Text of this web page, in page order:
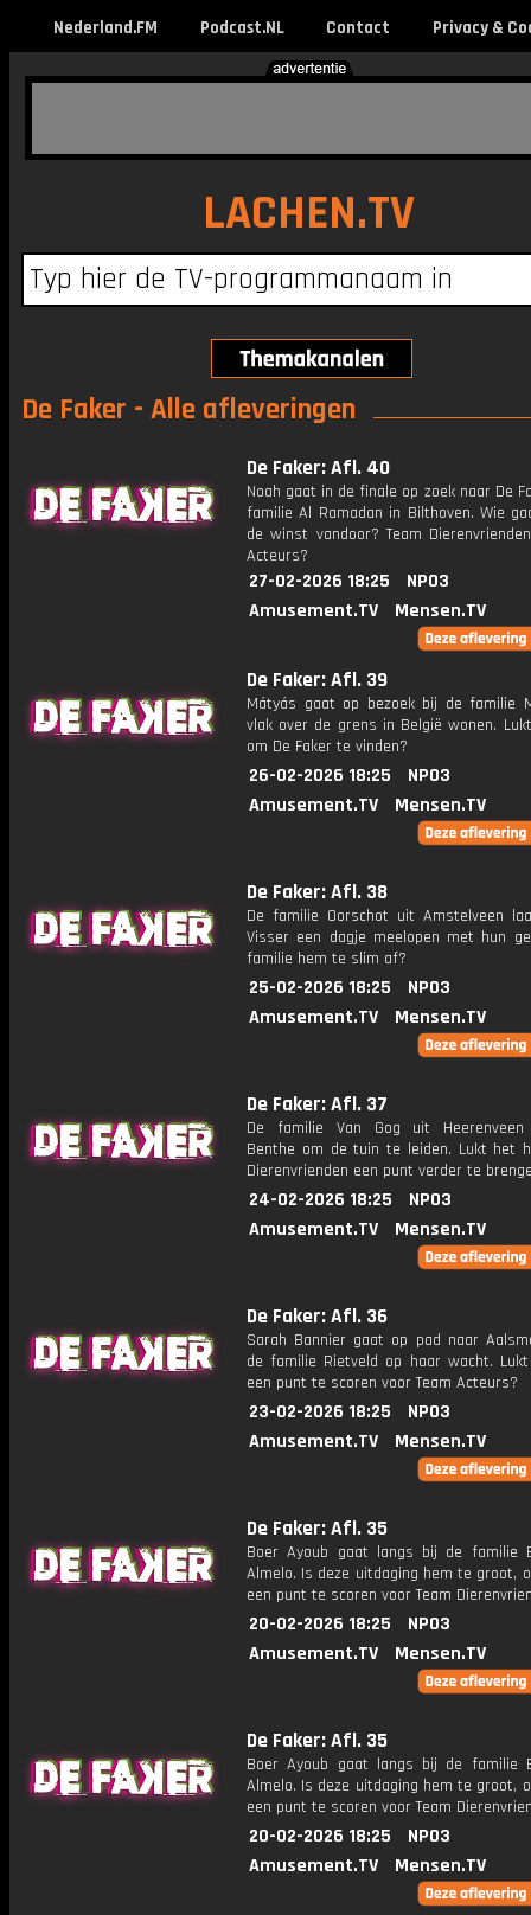
Nederland.FM Podcast.NL Contact Privacy &
LACHEN.TV
De Faker - Alle afleveringen
De Faker: Afl. 40
Noah gaat in de finale op zoek naar De
familie Al Ramadan in Bilthoven. Wie
de winst vandoor? Team
Acteurs?
27-02-2026 18:25
NPO3
Amusement.TV
Mensen.TV
De Faker: Afl. 39
Mátyás gaat op bezoek bij de familie
vlak over de grens in België wonen.
om De Faker te vinden?
26-02-2026 18:25
NPO3
Amusement.TV
Mensen.TV
De Faker: Afl. 38
De familie Oorschot uit Amstelveen
Visser een dagje meelopen met hun
familie hem te slim af?
25-02-2026 18:25
NPO3
Amusement.TV
Mensen.TV
De Faker: Afl. 37
De familie Van Gog uit Heerenveen
Benthe om de tuin te leiden. Lukt het
Dierenvrienden een punt verder te
24-02-2026 18:25
NPO3
Amusement.TV
Mensen.TV
De Faker: Afl. 36
Sarah Bannier gaat op pad naar
de familie Rietveld op haar wacht.
een punt te scoren voor Team Acteurs?
23-02-2026 18:25
NPO3
Amusement.TV
Mensen.TV
De Faker: Afl. 35
Boer Ayoub gaat langs bij de familie
Almelo. Is deze uitdaging hem te groot,
een punt te scoren voor Team
20-02-2026 18:25
NPO3
Amusement.TV
Mensen.TV
De Faker: Afl. 35
Boer Ayoub gaat langs bij de familie
Almelo. Is deze uitdaging hem te groot,
een punt te scoren voor Team
20-02-2026 18:25
NPO3
Amusement.TV
Mensen.TV